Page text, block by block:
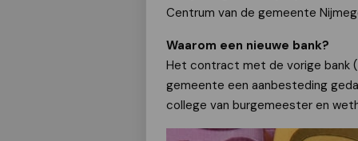
Centrum van de gemeente
Waarom een nieuwe bank?
Het contract met de vorige bank
gemeente een aanbesteding
college van burgemeester en